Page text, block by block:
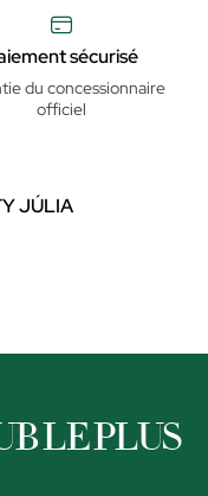
sécurisé
du concessionnaire
officiel
JÚLIA
LE PLUS